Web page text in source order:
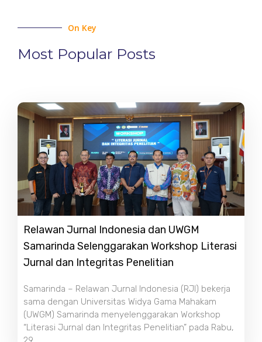
On Key
Most Popular Posts
Relawan Jurnal Indonesia dan UWGM
Samarinda Selenggarakan Workshop Literasi
Jurnal dan Integritas Penelitian
Samarinda – Relawan Jurnal Indonesia (RJI) bekerja
sama dengan Universitas Widya Gama Mahakam
(UWGM) Samarinda menyelenggarakan Workshop
“Literasi Jurnal dan Integritas Penelitian” pada Rabu,